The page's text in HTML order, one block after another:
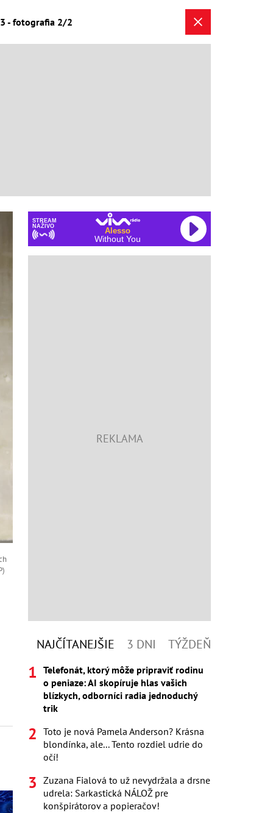
- fotografia 2/2
STREAM
NAŽIVO
Alesso
Without You
NAJČÍTANEJŠIE 3 DNI TÝŽDEŇ
Telefonát, ktorý môže pripraviť rodinu
o peniaze: AI skopíruje hlas vašich
blízkych, odborníci radia jednoduchý
trik
Toto je nová Pamela Anderson? Krásna
blondínka, ale... Tento rozdiel udrie do
očí!
Zuzana Fialová to už nevydržala a drsne
udrela: Sarkastická NÁLOŽ pre
konšpirátorov a popieračov!